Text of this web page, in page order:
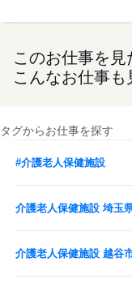
このお仕事を見
こんなお仕事も
タグからお仕事を探す
#介護老人保健施設
介護老人保健施設 埼玉
介護老人保健施設 越谷